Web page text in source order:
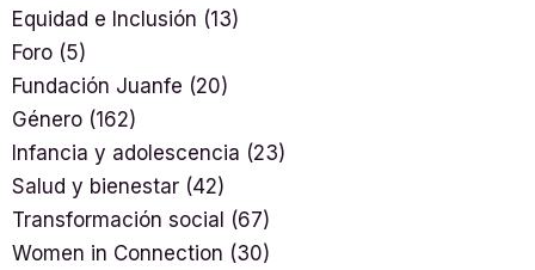
Equidad e Inclusión (13)
Foro (5)
Fundación Juanfe (20)
Género (162)
Infancia y adolescencia (23)
Salud y bienestar (42)
Transformación social (67)
Women in Connection (30)